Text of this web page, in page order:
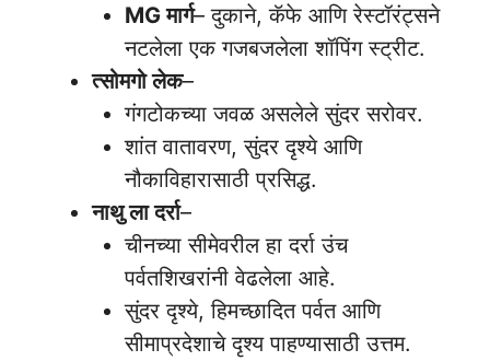
MG मार्ग– दुकाने, कॅफे आणि रेस्टॉरंट्सने
नटलेला एक गजबजलेला शॉपिंग स्ट्रीट.
त्सोमगोलेक–
गंगटोकच्या जवळ असलेले सुंदर सरोवर.
शांत वातावरण, सुंदर दृश्ये आणि
नौकाविहारासाठी प्रसिद्ध.
नाथु ला दर्रा–
चीनच्या सीमेवरील हा दर्रा उंच
पर्वतशिखरांनी वेढलेला आहे.
सुंदर दृश्ये, हिमच्छादित पर्वत आणि
सीमाप्रदेशाचे दृश्य पाहण्यासाठी उत्तम.